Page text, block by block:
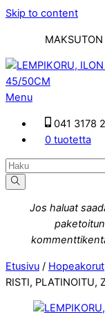
Skip to content
Menu
041 3178
0 tuotetta
Jos haluat
Etusivu / Hopeakorut
RISTI, PLATINOITU,